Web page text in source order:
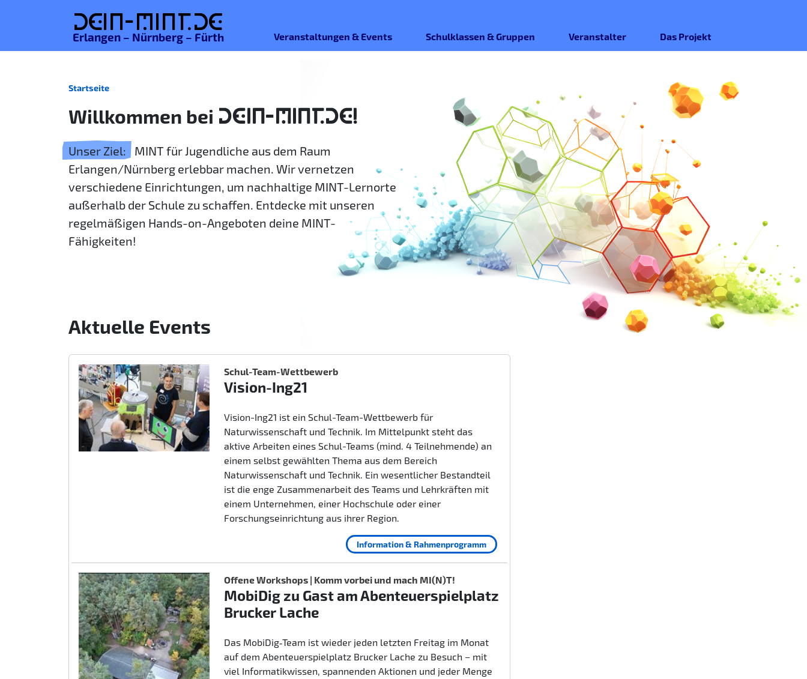
Dein-MINT.de
Erlangen – Nürnberg – Fürth Veranstaltungen & Events Schulklassen & Gruppen Veranstalter Das Projekt
Startseite
Willkommen bei DEIN-MINT.DE!
Unser Ziel:
MINT für Jugendliche aus dem Raum
Erlangen/Nürnberg erlebbar machen. Wir vernetzen
verschiedene Einrichtungen, um nachhaltige MINT-Lernorte
außerhalb der Schule zu schaffen. Entdecke mit unseren
regelmäßigen Hands-on-Angeboten deine MINT-
Fähigkeiten!
Aktuelle Events
Schul-Team-Wettbewerb
Vision-Ing21
Vision-Ing21 ist ein Schul-Team-Wettbewerb für
Naturwissenschaft und Technik. Im Mittelpunkt steht das
aktive Arbeiten eines Schul-Teams (mind. 4 Teilnehmende) an
einem selbst gewählten Thema aus dem Bereich
Naturwissenschaft und Technik. Ein wesentlicher Bestandteil
ist die enge Zusammenarbeit des Teams und Lehrkräften mit
einem Unternehmen, einer Hochschule oder einer
Forschungseinrichtung aus ihrer Region.
Information & Rahmenprogramm
Offene Workshops | Komm vorbei und mach MI(N)T!
MobiDig zu Gast am Abenteuerspielplatz
Brucker Lache
Das MobiDig‑Team ist wieder jeden letzten Freitag im Monat
auf dem Abenteuerspielplatz Brucker Lache zu Besuch – mit
viel Informatikwissen, spannenden Aktionen und jeder Menge